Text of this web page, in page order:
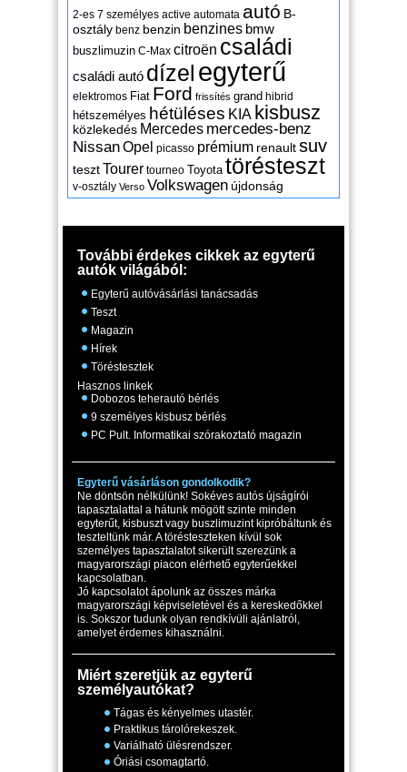
2-es 7 személyes active automata autó B-
osztály benz benzin benzines bmw
buszlimuzin C-Max citroën családi
családi autó dízel egyterű
elektromos Fiat Ford frissítés grand hibrid
hétszemélyes hétüléses KIA kisbusz
közlekedés Mercedes mercedes-benz
NissanOpel picasso prémium renaultsuv
tesztTourer tourneo Toyota törésteszt
v-osztály Verso Volkswagen újdonság
További érdekes cikkek az egyterű
autók világából:
Egyterű autóvásárlási tanácsadás
Teszt
Magazin
Hírek
Töréstesztek
Hasznos linkek
Dobozos teherautó bérlés
9 személyes kisbusz bérlés
PC Pult. Informatikai szórakoztató magazin
Egyterű vásárláson gondolkodik?
Ne döntsön nélkülünk! Sokéves autós újságírói
tapasztalattal a hátunk mögött szinte minden
egyterűt, kisbuszt vagy buszlimuzint kipróbáltunk és
teszteltünk már. A törésteszteken kívül sok
személyes tapasztalatot sikerült szerezünk a
magyarországi piacon elérhető egyterűekkel
kapcsolatban.
Jó kapcsolatot ápolunk az összes márka
magyarországi képviseletével és a kereskedőkkel
is. Sokszor tudunk olyan rendkívüli ajánlatról,
amelyet érdemes kihasználni.
Miért szeretjük az egyterű
személyautókat?
Tágas és kényelmes utastér.
Praktikus tárolórekeszek.
Variálható ülésrendszer.
Óriási csomagtartó.